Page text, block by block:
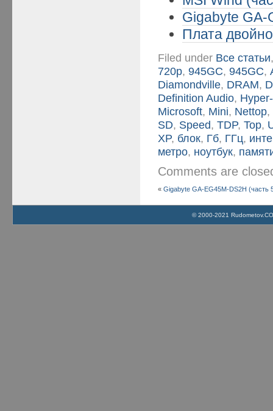
Gigabyte GA-
Плата
Filed under Все статьи
720p,945GC,945GС,
Diamondville, DRAM,
Definition Audio,
Microsoft, Mini, Nettop,
SD, Speed,TDP,Top,
XP, блок, Гб, ГГц,
метро, ноутбук,
Comments are
«Gigabyte GA-EG45M-DS2H (часть
© 2000-2021